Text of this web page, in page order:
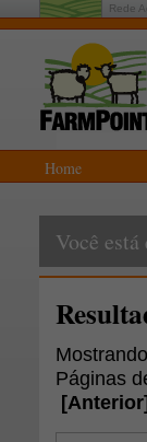
Rede
Home
Você está
Páginas
[Anterior